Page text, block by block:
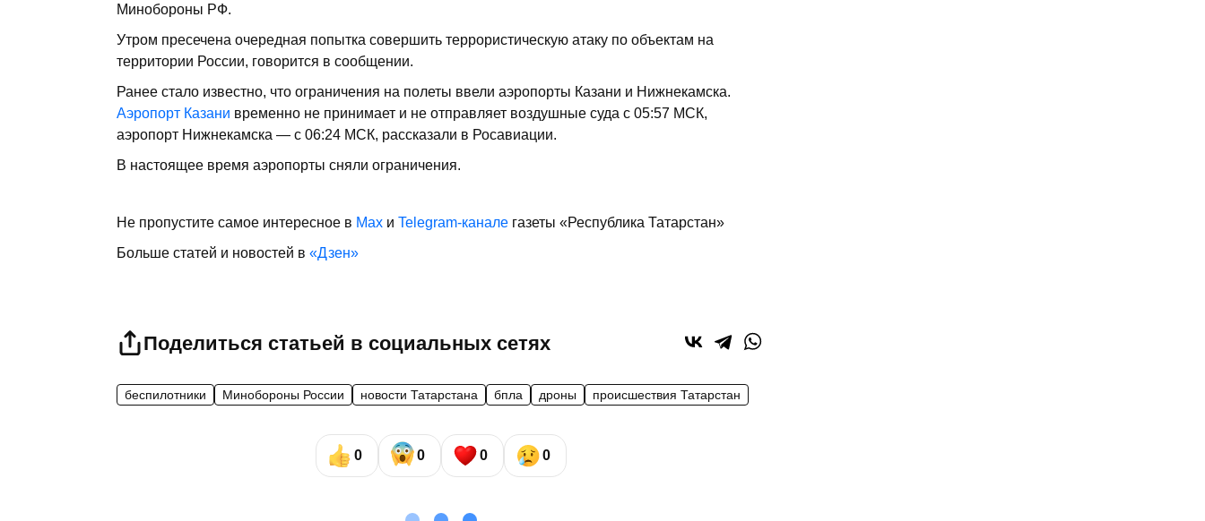
Минобороны РФ.
Утром пресечена очередная попытка совершить террористическую атаку по объектам на
территории России, говорится в сообщении.
Ранее стало известно, что ограничения на полеты ввели аэропорты Казани и Нижнекамска.
Аэропорт Казани временно не принимает и не отправляет воздушные суда с 05:57 МСК,
аэропорт Нижнекамска — с 06:24 МСК, рассказали в Росавиации.
В настоящее время аэропорты сняли ограничения.
Не пропустите самое интересное в Max и Telegram-канале газеты «Республика Татарстан»
Больше статей и новостей в «Дзен»
Поделиться статьей в социальных сетях
беспилотники Минобороны России новости Татарстана бпла дроны происшествия Татарстан
0 0 0 0